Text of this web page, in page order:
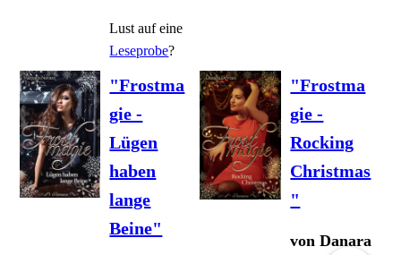
Lust auf eine
Leseprobe?
"Frostma
gie -
Lügen
haben
lange
Beine"
"Frostma
gie -
Rocking
Christmas
"
von Danara